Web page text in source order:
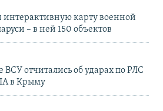
интерактивную карту военной
– в ней 150 объектов
ВСУ отчитались об ударах по РЛС
в Крыму